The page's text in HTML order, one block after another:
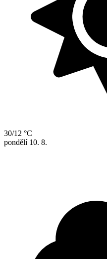
30/12 °C
pondělí 10. 8.